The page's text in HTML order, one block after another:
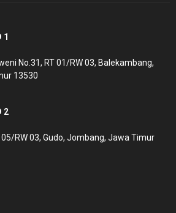
1
No.31, RT 01/RW 03, Balekambang,
13530
2
05/RW 03, Gudo, Jombang, Jawa Timur